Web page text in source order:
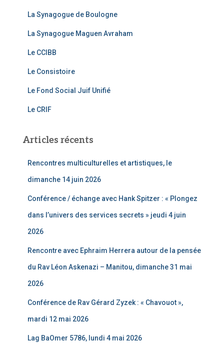
b
o
o
k
a
m
er
La Synagogue de Boulogne
La Synagogue Maguen Avraham
Le CCIBB
Le Consistoire
Le Fond Social Juif Unifié
Le CRIF
Articles récents
Rencontres multiculturelles et artistiques, le
dimanche 14 juin 2026
Conférence / échange avec Hank Spitzer : « Plongez
dans l’univers des services secrets » jeudi 4 juin
2026
Rencontre avec Ephraim Herrera autour de la pensée
du Rav Léon Askenazi – Manitou, dimanche 31 mai
2026
Conférence de Rav Gérard Zyzek : « Chavouot »,
mardi 12 mai 2026
Lag BaOmer 5786, lundi 4 mai 2026